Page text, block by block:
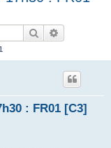
Rechercher
: FR01 [C3]